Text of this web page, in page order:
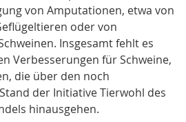
von Amputationen, etwa von
oder von
Insgesamt fehlt es
Verbesserungen für Schweine,
die über den noch
der Initiative Tierwohl des
hinausgehen.